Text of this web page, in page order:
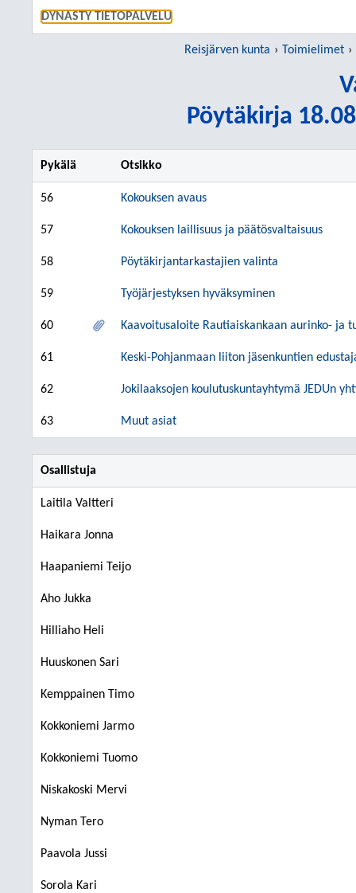
DYNASTY TIETOPALVELU
Reisjärven kunta Toimielimet
Pöytäkirja
Pykälä Otsikko
56 Kokouksen avaus
57 Kokouksen laillisuus ja päätösvaltaisuus
58 Pöytäkirjantarkastajien valinta
59 Työjärjestyksen hyväksyminen
60 Kaavoitusaloite Rautiaiskankaan aurinko- ja
61 Keski-Pohjanmaan liiton jäsenkuntien
62 Jokilaaksojen koulutuskuntayhtymä JEDUn
63 Muut asiat
Osallistuja
Laitila Valtteri
Haikara Jonna
Haapaniemi Teijo
Aho Jukka
Hilliaho Heli
Huuskonen Sari
Kemppainen Timo
Kokkoniemi Jarmo
Kokkoniemi Tuomo
Niskakoski Mervi
Nyman Tero
Paavola Jussi
Sorola Kari